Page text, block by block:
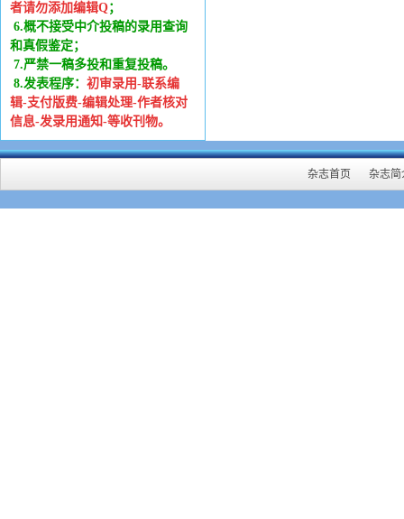
者请勿添加编辑Q；
6.概不接受中介投稿的录用查询
和真假鉴定；
7.严禁一稿多投和重复投稿。
8.发表程序： 初审录用-联系编
辑-支付版费-编辑处理-作者核对
信息-发录用通知-等收刊物。
杂志首页 杂志简